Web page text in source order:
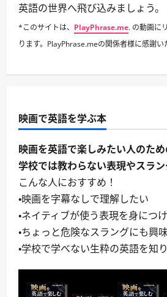
英語の世界へ飛び込みましょう。
*このサイトは、 PlayPhrase.me. の動画に
ります。PlayPhrase.meの関係者様に感謝い
映画で英語を学ぶ本
映画を英語で楽しみたい人のため
学校では教わらない表現やスラン
こんな人におすすめ！
・映画を字幕なしで理解したい
・ネイティブが使う表現を身につ
・ちょっと危険なスラングにも興
・学校で学べない生粋の英語を知